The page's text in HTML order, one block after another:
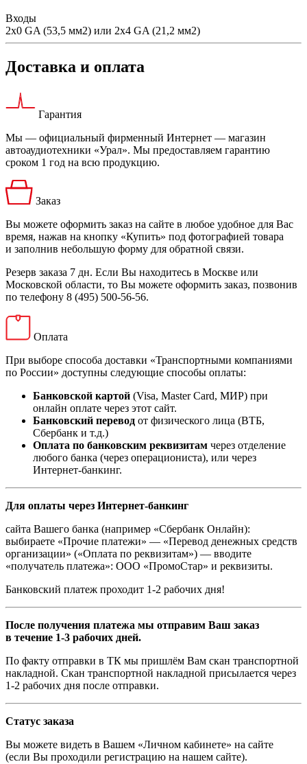
Входы
2х0 GA (53,5 мм2) или 2х4 GA (21,2 мм2)
Доставка и оплата
Гарантия
Мы — официальный фирменный Интернет — магазин
автоаудиотехники «Урал». Мы предоставляем гарантию
сроком 1 год на всю продукцию.
Заказ
Вы можете оформить заказ на сайте в любое удобное для Вас
время, нажав на кнопку «Купить» под фотографией товара
и заполнив небольшую форму для обратной связи.
Резерв заказа 7 дн. Если Вы находитесь в Москве или
Московской области, то Вы можете оформить заказ, позвонив
по телефону 8 (495) 500-56-56.
Оплата
При выборе способа доставки «Транспортными компаниями
по России» доступны следующие способы оплаты:
Банковской картой (Visa, Master Card, МИР) при
онлайн оплате через этот сайт.
Банковский перевод от физического лица (ВТБ,
Сбербанк и т.д.)
Оплата по банковским реквизитам через отделение
любого банка (через операциониста), или через
Интернет-банкинг.
Для оплаты через Интернет-банкинг
сайта Вашего банка (например «Сбербанк Онлайн):
выбираете «Прочие платежи» — «Перевод денежных средств
организации» («Оплата по реквизитам») — вводите
«получатель платежа»: ООО «ПромоСтар» и реквизиты.
Банковский платеж проходит 1-2 рабочих дня!
После получения платежа мы отправим Ваш заказ
в течение 1-3 рабочих дней.
По факту отправки в ТК мы пришлём Вам скан транспортной
накладной. Скан транспортной накладной присылается через
1-2 рабочих дня после отправки.
Статус заказа
Вы можете видеть в Вашем «Личном кабинете» на сайте
(если Вы проходили регистрацию на нашем сайте).